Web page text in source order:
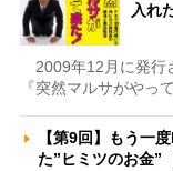
入れ
2009年12月に発行
『突然マルサがやっ
【第9回】もう一
た”ヒミツのお金”